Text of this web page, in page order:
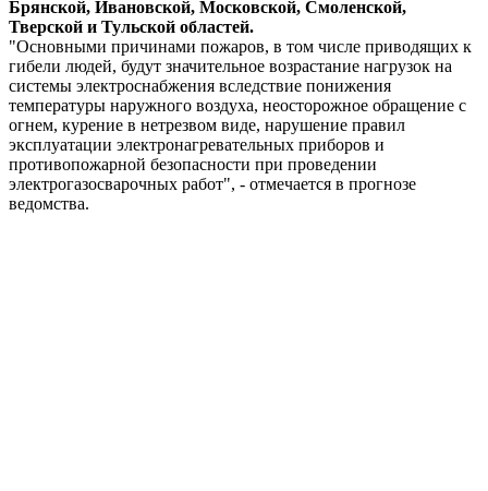
Брянской, Ивановской, Московской, Смоленской,
Тверской и Тульской областей.
"Основными причинами пожаров, в том числе приводящих к
гибели людей, будут значительное возрастание нагрузок на
системы электроснабжения вследствие понижения
температуры наружного воздуха, неосторожное обращение с
огнем, курение в нетрезвом виде, нарушение правил
эксплуатации электронагревательных приборов и
противопожарной безопасности при проведении
электрогазосварочных работ", - отмечается в прогнозе
ведомства.